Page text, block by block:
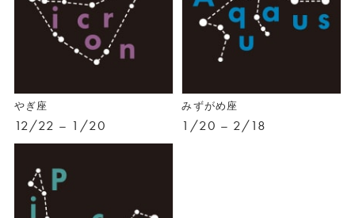
やぎ座
12/22 – 1/20
みずがめ座
1/20 – 2/18